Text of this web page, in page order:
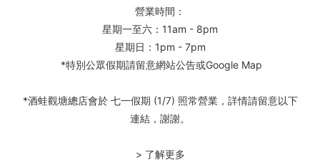
營業時間：
星期一至六：11am - 8pm
星期日：1pm - 7pm
*特別公眾假期請留意網站公告或Google Map
*酒蛙觀塘總店會於 七一假期 (1/7) 照常營業，詳情請留意以下
連結，謝謝。
> 了解更多